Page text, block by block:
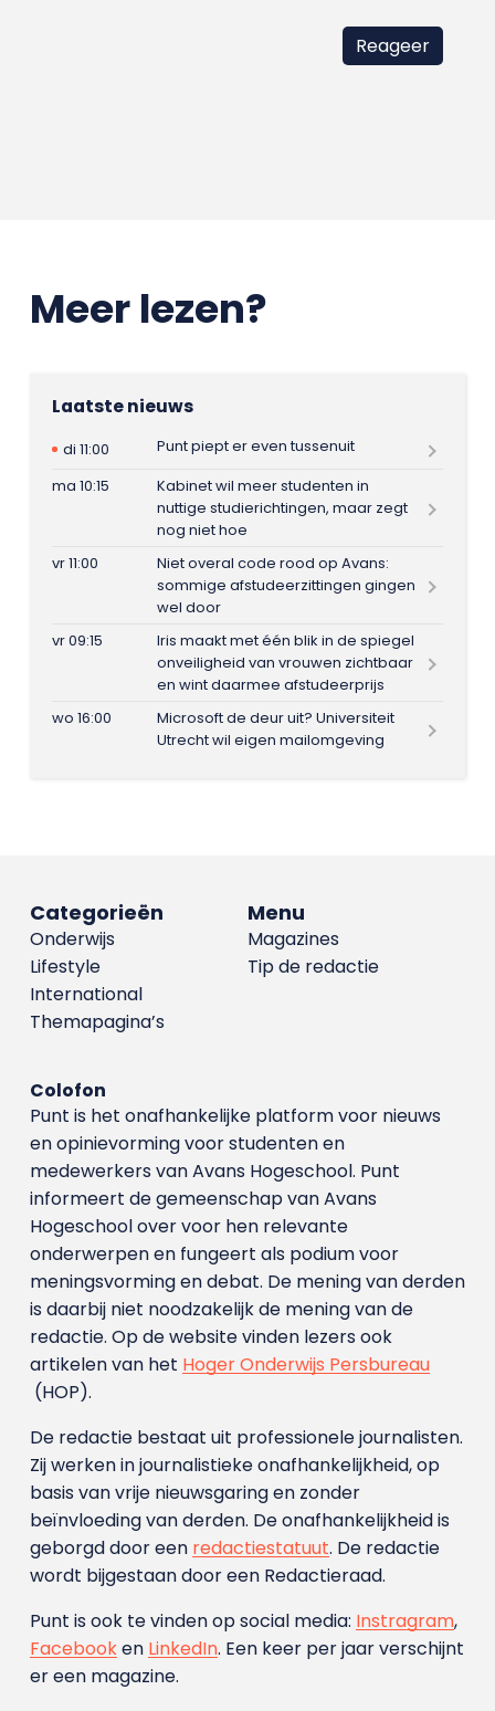
Meer lezen?
Laatste nieuws
di 11:00
Punt piept er even tussenuit
ma 10:15
Kabinet wil meer studenten in
nuttige studierichtingen, maar zegt
nog niet hoe
vr 11:00
Niet overal code rood op Avans:
sommige afstudeerzittingen gingen
wel door
vr 09:15
Iris maakt met één blik in de spiegel
onveiligheid van vrouwen zichtbaar
en wint daarmee afstudeerprijs
wo 16:00
Microsoft de deur uit? Universiteit
Utrecht wil eigen mailomgeving
Menu
Magazines
Tip de redactie
Categorieën
Onderwijs
Lifestyle
International
Themapagina’s
Colofon
Punt is het onafhankelijke platform voor nieuws
en opinievorming voor studenten en
medewerkers van Avans Hoge­school. Punt
informeert de gemeenschap van Avans
Hogeschool over voor hen relevante
onderwerpen en fungeert als podium voor
meningsvorming en debat. De mening van derden
is daarbij niet noodzakelijk de mening van de
redactie. Op de website vinden lezers ook
artikelen van het Hoger Onderwijs Persbureau
(HOP).
De redactie bestaat uit professionele journalisten.
Zij werken in journalistieke onafhankelijkheid, op
basis van vrije nieuwsgaring en zonder
beïnvloeding van derden. De onafhankelijkheid is
geborgd door een redactiestatuut. De redactie
wordt bijgestaan door een Redactieraad.
Punt is ook te vinden op social media: Instragram,
Facebooken LinkedIn. Een keer per jaar verschijnt
er een magazine.